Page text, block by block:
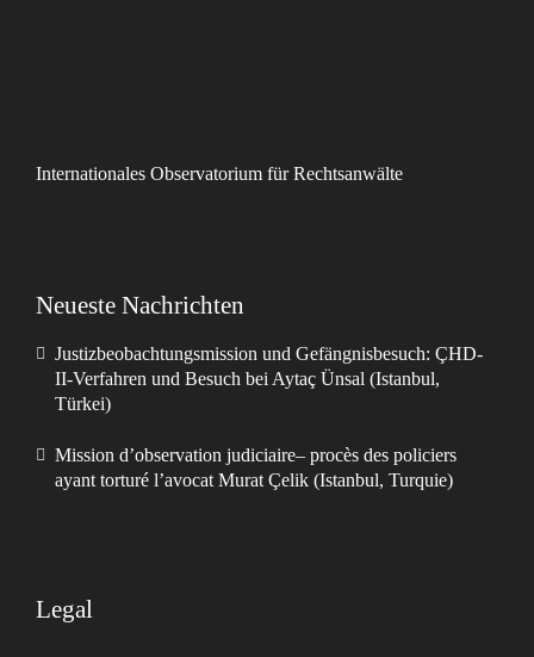
Internationales Observatorium für Rechtsanwälte
Neueste Nachrichten
Justizbeobachtungsmission und Gefängnisbesuch: ÇHD-
II-Verfahren und Besuch bei Aytaç Ünsal (Istanbul,
Türkei)
Mission d’observation judiciaire– procès des policiers
ayant torturé l’avocat Murat Çelik (Istanbul, Turquie)
Legal